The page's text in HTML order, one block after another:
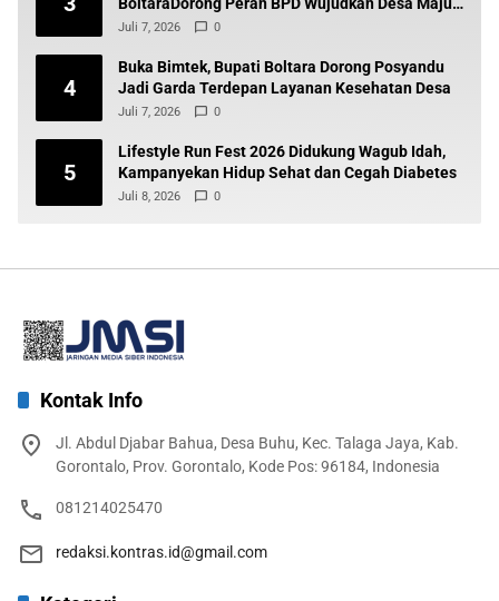
dan Transparan
Juli 7, 2026 0
4
Buka Bimtek, Bupati Boltara Dorong Posyandu
Jadi Garda Terdepan Layanan Kesehatan Desa
Juli 7, 2026 0
5
Lifestyle Run Fest 2026 Didukung Wagub Idah,
Kampanyekan Hidup Sehat dan Cegah Diabetes
Juli 8, 2026 0
Kontak Info
Jl. Abdul Djabar Bahua, Desa Buhu, Kec. Talaga Jaya, Kab.
Gorontalo, Prov. Gorontalo, Kode Pos: 96184, Indonesia
081214025470
redaksi.kontras.id@gmail.com